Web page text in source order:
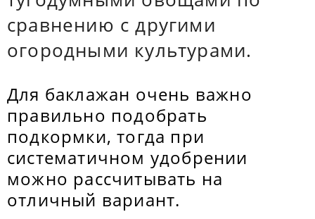
сравнению с другими
огородными культурами.
Для баклажан очень важно
правильно подобрать
подкормки, тогда при
систематичном удобрении
можно рассчитывать на
отличный вариант.